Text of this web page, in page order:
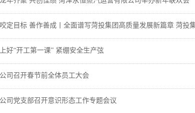
咬定目标 善作善成丨全面谱写菏投集团高质量发展新篇章 菏投
大会
上好“开工第一课” 紧绷安全生产弦
公司召开春节前全体员工大会
公司党支部召开意识形态工作专题会议